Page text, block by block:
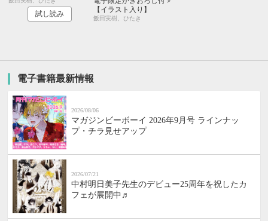
試し読み
【イラスト入り】
飯田実樹、ひたき
電子書籍最新情報
2026/08/06
マガジンビーボーイ 2026年9月号 ラインナッ
プ・チラ見せアップ
2026/07/21
中村明日美子先生のデビュー25周年を祝したカ
フェが展開中♬